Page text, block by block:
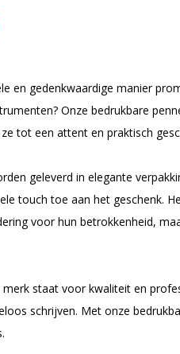
en gedenkwaardige manier
Onze bedrukbare
tot een attent en praktisch
geleverd in elegante
touch toe aan het geschenk.
voor hun betrokkenheid,
staat voor kwaliteit en
schrijven. Met onze